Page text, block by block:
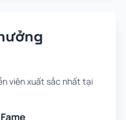
viên xuất sắc nhất tại